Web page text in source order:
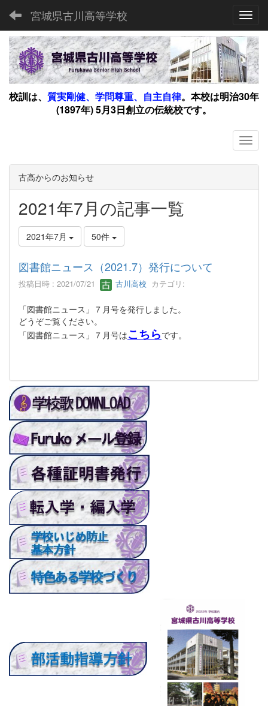
宮城県古川高等学校
校訓は、 質実剛健、学問尊重、自主自律。 本校は明治30年
(1897年) 5月3日創立の伝統校です。
古高からのお知らせ
2021年7月の記事一覧
2021年7月 50件
図書館ニュース（2021.7）発行について
投稿日時 : 2021/07/21 古川高校 カテゴリ:
「図書館ニュース」７月号を発行しました。
どうぞご覧ください。
「図書館ニュース」７月号はこちらです。